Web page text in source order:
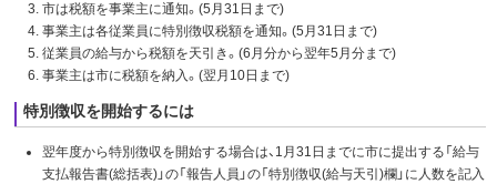
市は税額を事業主に通知。(5月31日まで)
事業主は各従業員に特別徴収税額を通知。(5月31日まで)
従業員の給与から税額を天引き。(6月分から翌年5月分まで)
事業主は市に税額を納入。(翌月10日まで)
特別徴収を開始するには
翌年度から特別徴収を開始する場合は、1月31日までに市に提出する「給与
支払報告書(総括表)」の「報告人員」の「特別徴収(給与天引)欄」に人数を記入